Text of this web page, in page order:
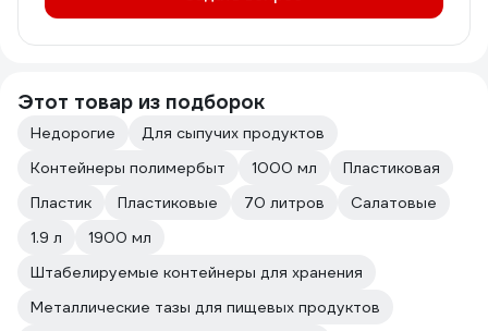
Этот товар из подборок
Недорогие
Для сыпучих продуктов
Контейнеры полимербыт
1000 мл
Пластиковая
Пластик
Пластиковые 70 литров
Салатовые
1.9 л
1900 мл
Штабелируемые контейнеры для хранения
Металлические тазы для пищевых продуктов